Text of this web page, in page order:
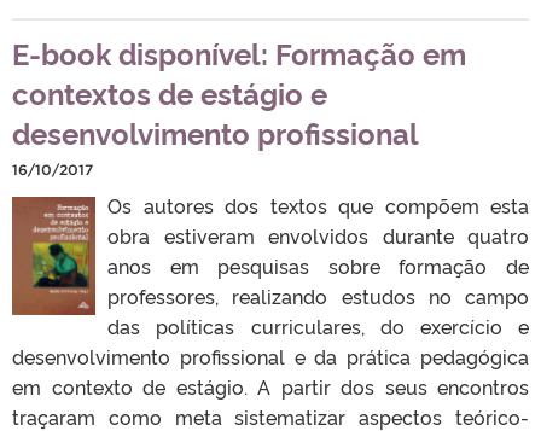
E-book disponível: Formação em
contextos de estágio e
desenvolvimento profissional
16/10/2017
Os autores dos textos que compõem esta
obra estiveram envolvidos durante quatro
anos em pesquisas sobre formação de
professores, realizando estudos no campo
das políticas curriculares, do exercício e
desenvolvimento profissional e da prática pedagógica
em contexto de estágio. A partir dos seus encontros
traçaram como meta sistematizar aspectos teórico-